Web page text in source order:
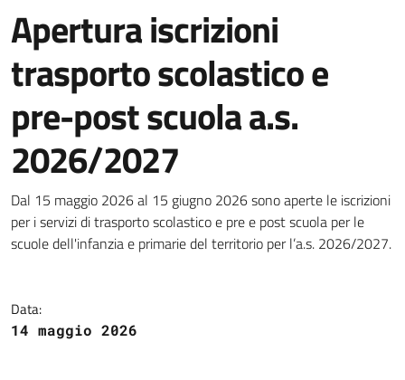
Apertura iscrizioni
trasporto scolastico e
pre-post scuola a.s.
2026/2027
Apertura iscrizioni trasporto
Dal 15 maggio 2026 al 15 giugno 2026 sono aperte le iscrizioni
per i servizi di trasporto scolastico e pre e post scuola per le
scuole dell'infanzia e primarie del territorio per l’a.s. 2026/2027.
Data:
14 maggio 2026